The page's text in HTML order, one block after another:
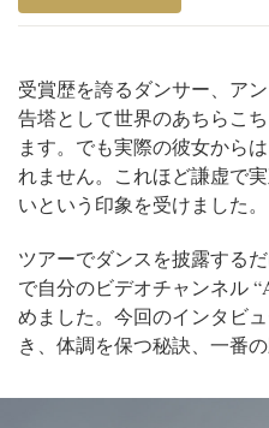
受賞歴を誇るダンサー、ア
告塔として世界のあちらこ
ます。でも実際の彼女から
れません。これほど謙虚で
いという印象を受けました。
ツアーでダンスを披露する
で自分のビデオチャンネル
めました。今回のインタビ
き、体調を保つ秘訣、一番